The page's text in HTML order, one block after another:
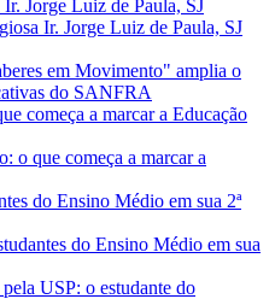
Ir. Jorge Luiz de Paula, SJ
em Movimento" amplia o
do SANFRA
o que começa a marcar a
do Ensino Médio em sua